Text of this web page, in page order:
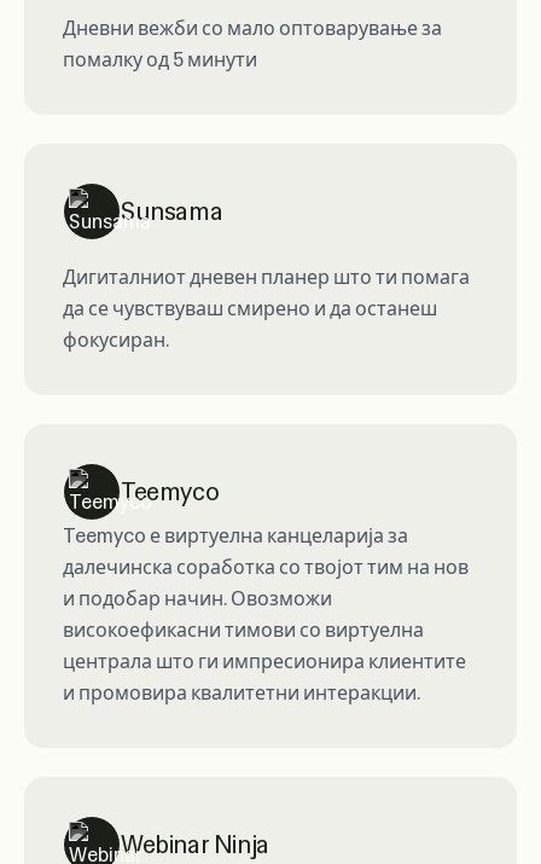
Дневни вежби со мало оптоварување за
помалку од 5 минути
Sunsama
Дигиталниот дневен планер што ти помага
да се чувствуваш смирено и да останеш
фокусиран.
Teemyco
Teemyco е виртуелна канцеларија за
далечинска соработка со твојот тим на нов
и подобар начин. Овозможи
високоефикасни тимови со виртуелна
централа што ги импресионира клиентите
и промовира квалитетни интеракции.
Webinar Ninja